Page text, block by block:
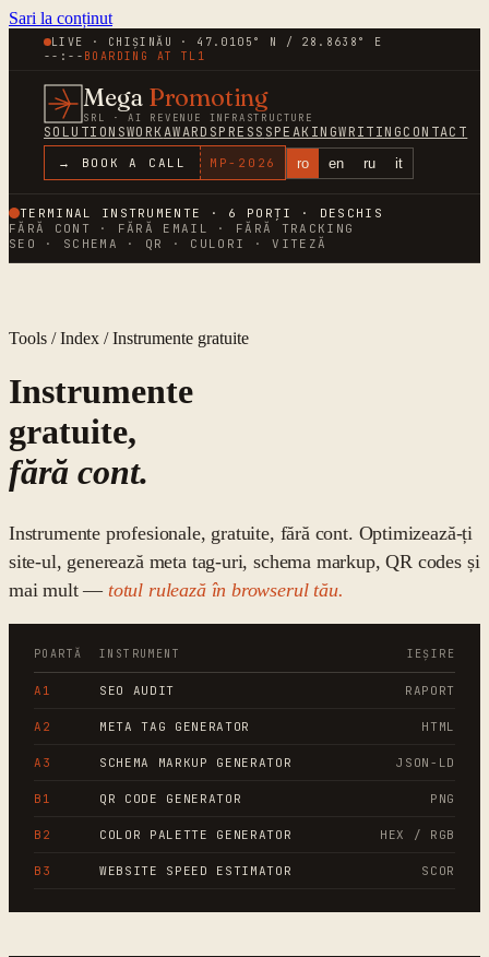
Sari la conținut
LIVE · CHIȘINĂU · 47.0105° N / 28.8638° E
--:-- BOARDING AT TL1
Mega Promoting
SRL · AI REVENUE INFRASTRUCTURE
SOLUTIONSWORKAWARDSPRESS SPEAKINGWRITINGCONTACT
→ BOOK A CALL MP- 2026 ro en ru it
TERMINAL INSTRUMENTE · 6
PORȚI · DESCHIS
FĂRĂ CONT · FĂRĂ EMAIL · FĂRĂ TRACKING
SEO · SCHEMA · QR · CULORI · VITEZĂ
Tools / Index / Instrumente gratuite
Instrumente
gratuite,
fără cont.
Instrumente profesionale, gratuite, fără cont. Optimizează-ți
site-ul, generează meta tag-uri, schema markup, QR codes și
mai mult — totul rulează în browserul tău.
POARTĂ INSTRUMENT IEȘIRE
A1 SEO AUDIT RAPORT
A2 META TAG GENERATOR HTML
A3 SCHEMA MARKUP GENERATOR JSON-LD
B1 QR CODE GENERATOR PNG
B2 COLOR PALETTE GENERATOR HEX / RGB
B3 WEBSITE SPEED ESTIMATOR SCOR